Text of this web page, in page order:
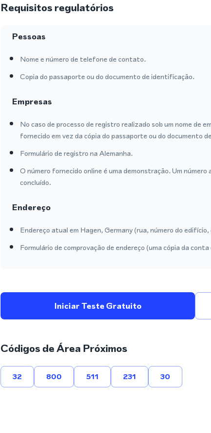
Requisitos regulatórios
Pessoas
Nome e número de telefone de contato.
Copia do passaporte ou do documento de identificação.
Empresas
No caso de processo de registro realizado sob um nome de
fornecido em vez da cópia do passaporte ou do documento
Formulário de registro na Alemanha.
O número fornecido online é uma demonstração. Um
concluído.
Endereço
Endereço atual em Hagen, Germany (rua, número do
Formulário de comprovação de endereço (uma cópia da
Iniciar Teste Gratuito
Códigos de Área Próximos
32 800 511 231 30